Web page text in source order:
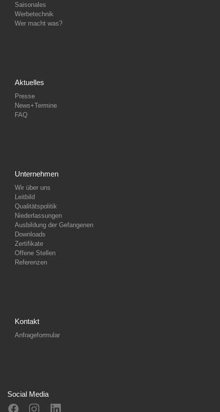
Saisonales
Werbetechnik
Wer macht was?
Aktuelles
Presse
News+Termine
FAQ
Unternehmen
Wir über uns
Leitbild
Qualitätspolitik
Niederlassungen
Ausbildung der Gefangenen
Downloads
Zertifikate
Offene Stellen
Referenzen
Kontakt
Anfrageformular
Social Media